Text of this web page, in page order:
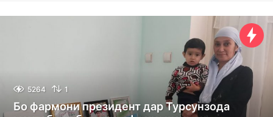
5264 1
Бо фармони президент дар Турсунзода